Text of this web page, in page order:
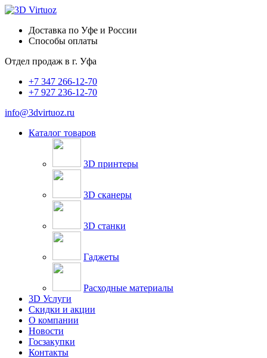
Доставка по Уфе и России
Способы оплаты
Отдел продаж в г. Уфа
+7 347 266-12-70
+7 927 236-12-70
info@3dvirtuoz.ru
Каталог товаров
3D принтеры
3D сканеры
3D станки
Гаджеты
Расходные материалы
3D Услуги
Скидки и акции
О компании
Новости
Госзакупки
Контакты